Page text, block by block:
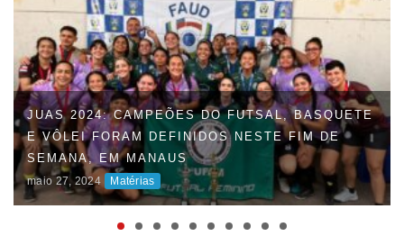
JUAS 2024: CAMPEÕES DO FUTSAL, BASQUETE
E VÔLEI FORAM DEFINIDOS NESTE FIM DE
SEMANA, EM MANAUS
maio 27, 2024 Matérias